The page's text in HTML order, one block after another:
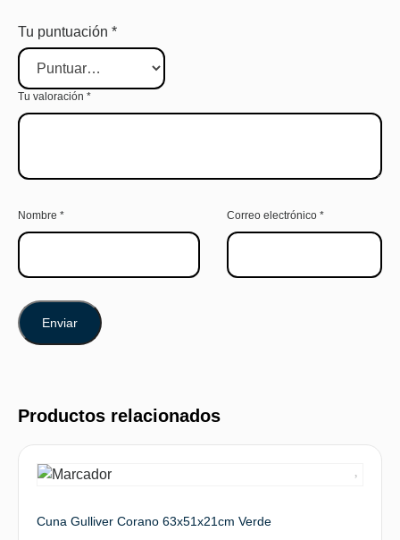
Tu puntuación *
Tu valoración *
Nombre * Correo electrónico *
Productos relacionados
Cuna Gulliver Corano 63x51x21cm Verde